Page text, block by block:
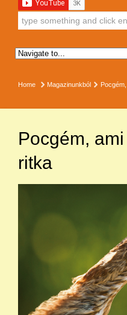
Home Magazinunkból
Pocgém,
ritka